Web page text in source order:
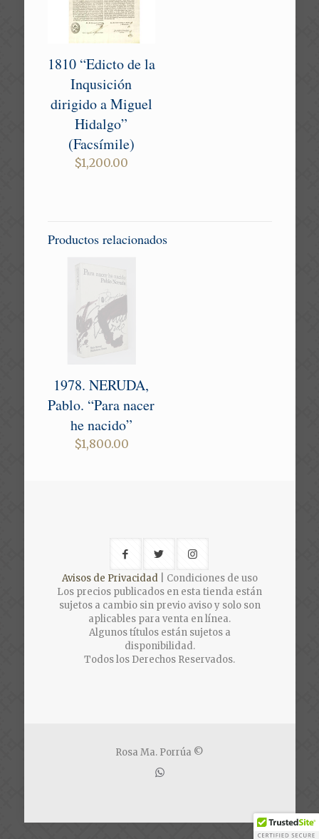
1810 “Edicto de la
Inqusición
dirigido a Miguel
Hidalgo”
(Facsímile)
$1,200.00
Productos relacionados
1978. NERUDA,
Pablo. “Para nacer
he nacido”
$1,800.00
Avisos de Privacidad| Condiciones de uso
Los precios publicados en esta tienda están
sujetos a cambio sin previo aviso y solo son
aplicables para venta en línea.
Algunos títulos están sujetos a
disponibilidad.
Todos los Derechos Reservados.
Rosa Ma. Porrúa ©